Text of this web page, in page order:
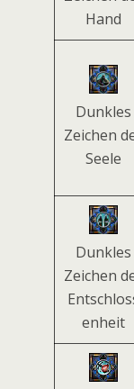
Hand
Dunkles
Zeichen
Seele
Dunkles
Zeichen
enheit